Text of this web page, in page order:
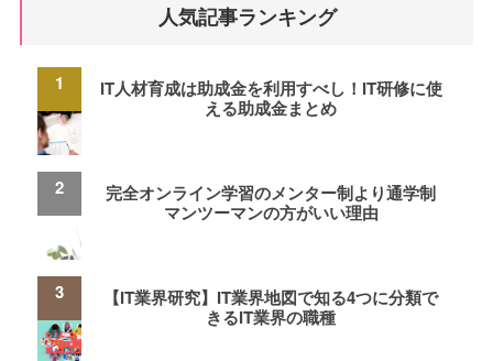
人気記事ランキング
IT人材育成は助成金を利用すべし！IT研修に使
える助成金まとめ
完全オンライン学習のメンター制より通学制
マンツーマンの方がいい理由
【IT業界研究】IT業界地図で知る4つに分類で
きるIT業界の職種